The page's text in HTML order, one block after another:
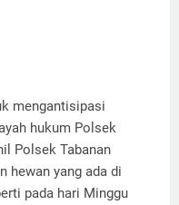
mengantisipasi
hukum Polsek
Polsek Tabanan
hewan yang ada di
pada hari Minggu